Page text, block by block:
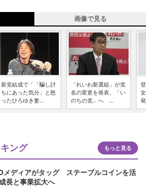
画像で見る
新党結成で「「騙し討
ちにあった気分」と怒
ったひろゆき妻...
「れいわ新選組」が党
名の変更を発表、「い
のちの党」へ ...
ング もっと見る
メディアがタッグ ステーブルコインを活
長と事業拡大へ